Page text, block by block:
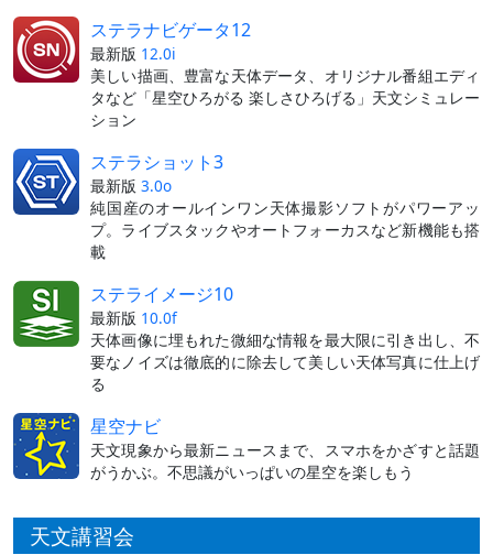
ステラナビゲータ12
最新版 12.0i
美しい描画、豊富な天体データ、オリジナル番組エディ
タなど「星空ひろがる 楽しさひろげる」天文シミュレー
ション
ステラショット3
最新版 3.0o
純国産のオールインワン天体撮影ソフトがパワーアッ
プ。ライブスタックやオートフォーカスなど新機能も搭
載
ステライメージ10
最新版 10.0f
天体画像に埋もれた微細な情報を最大限に引き出し、不
要なノイズは徹底的に除去して美しい天体写真に仕上げ
る
星空ナビ
天文現象から最新ニュースまで、スマホをかざすと話題
がうかぶ。不思議がいっぱいの星空を楽しもう
天文講習会